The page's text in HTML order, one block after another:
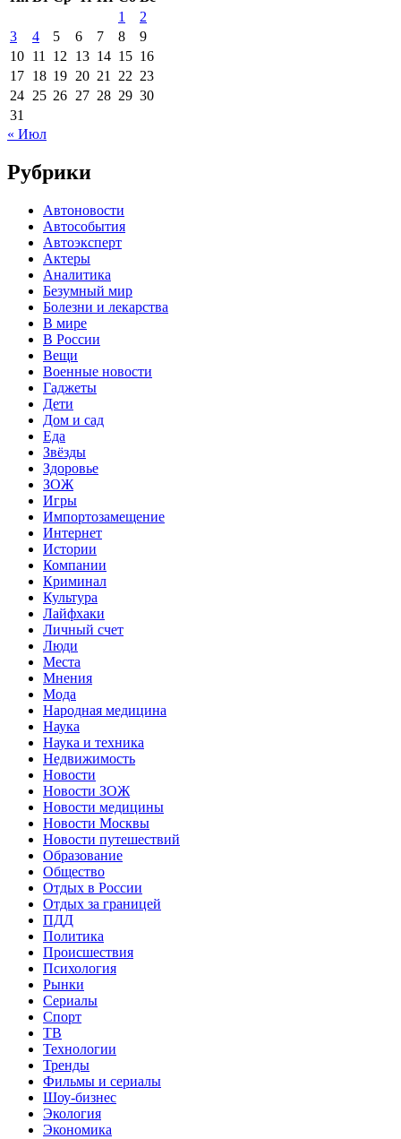
1
2
3
4 5 6 7 8
9
10 11 12 13 14 15 16
17 18 19 20 21 22 23
24 25 26 27 28 29 30
31
« Июл
Рубрики
Автоновости
Автособытия
Автоэксперт
Актеры
Аналитика
Безумный мир
Болезни и лекарства
В мире
В России
Вещи
Военные новости
Гаджеты
Дети
Дом и сад
Еда
Звёзды
Здоровье
ЗОЖ
Игры
Импортозамещение
Интернет
Истории
Компании
Криминал
Культура
Лайфхаки
Личный счет
Люди
Места
Мнения
Мода
Народная медицина
Наука
Наука и техника
Недвижимость
Новости
Новости ЗОЖ
Новости медицины
Новости Москвы
Новости путешествий
Образование
Общество
Отдых в России
Отдых за границей
ПДД
Политика
Происшествия
Психология
Рынки
Сериалы
Спорт
ТВ
Технологии
Тренды
Фильмы и сериалы
Шоу-бизнес
Экология
Экономика